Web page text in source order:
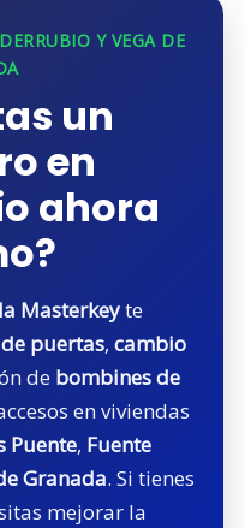
Y VEGA DE
un
en
ahora
Masterkeyte
puertas, cambio
de bombines de
en viviendas
Puente, Fuente
Granada. Si tienes
mejorar la